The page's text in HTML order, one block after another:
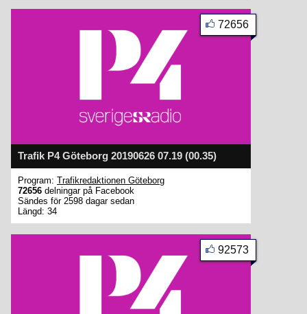
Trafik P4 Göteborg 20190626 07.19 (00.35)
72656
Program: Trafikredaktionen Göteborg
72656 delningar på Facebook
Sändes för 2598 dagar sedan
Längd: 34
92573